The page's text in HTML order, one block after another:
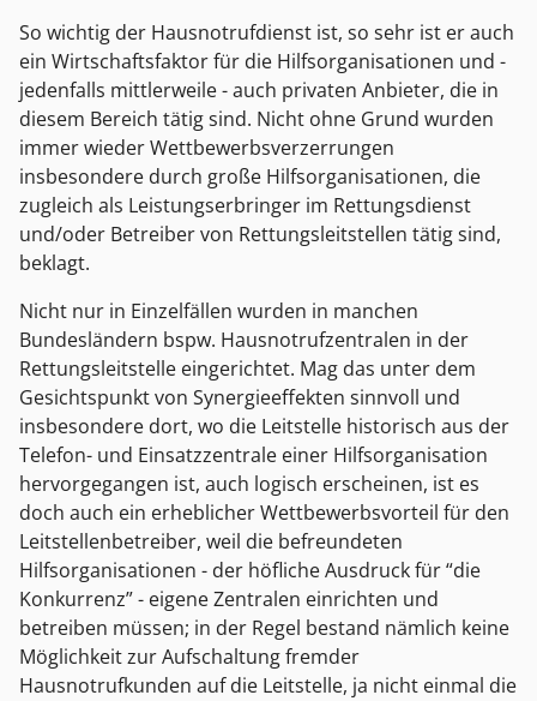
So wichtig der Hausnotrufdienst ist, so sehr ist er auch
ein Wirtschaftsfaktor für die Hilfsorganisationen und -
jedenfalls mittlerweile - auch privaten Anbieter, die in
diesem Bereich tätig sind. Nicht ohne Grund wurden
immer wieder Wettbewerbsverzerrungen
insbesondere durch große Hilfsorganisationen, die
zugleich als Leistungserbringer im Rettungsdienst
und/oder Betreiber von Rettungsleitstellen tätig sind,
beklagt.
Nicht nur in Einzelfällen wurden in manchen
Bundesländern bspw. Hausnotrufzentralen in der
Rettungsleitstelle eingerichtet. Mag das unter dem
Gesichtspunkt von Synergieeffekten sinnvoll und
insbesondere dort, wo die Leitstelle historisch aus der
Telefon- und Einsatzzentrale einer Hilfsorganisation
hervorgegangen ist, auch logisch erscheinen, ist es
doch auch ein erheblicher Wettbewerbsvorteil für den
Leitstellenbetreiber, weil die befreundeten
Hilfsorganisationen - der höfliche Ausdruck für “die
Konkurrenz” - eigene Zentralen einrichten und
betreiben müssen; in der Regel bestand nämlich keine
Möglichkeit zur Aufschaltung fremder
Hausnotrufkunden auf die Leitstelle, ja nicht einmal die